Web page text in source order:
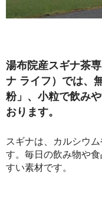
湯布院産スギナ茶
ナ ライフ）では、
粉」、小粒で飲み
おります。
スギナは、カルシウ
す。毎日の飲み物や
すい素材です。